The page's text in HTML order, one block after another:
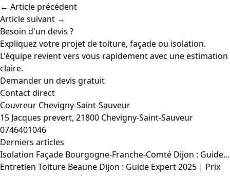
← Article précédent
Article suivant →
Besoin d'un devis ?
Expliquez votre projet de toiture, façade ou isolation.
L'équipe revient vers vous rapidement avec une estimation
claire.
Demander un devis gratuit
Contact direct
Couvreur Chevigny-Saint-Sauveur
15 Jacques prevert, 21800 Chevigny-Saint-Sauveur
0746401046
Derniers articles
Isolation Façade Bourgogne-Franche-Comté Dijon : Guide…
Entretien Toiture Beaune Dijon : Guide Expert 2025 | Prix